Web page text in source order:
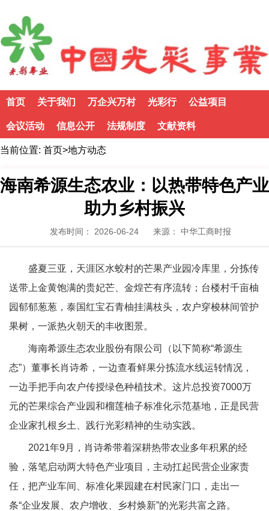
首页 关于我们 万企兴万村 光彩行 公益项目
会议活动 信息公开 法规制度 文献资料
当前位置: 首页>地方动态
海南希源生态农业：以热带特色产业
助力乡村振兴
发布时间： 2026-06-24 来源： 中华工商时报
盛夏三亚，天涯区水蛟村的芒果产业园冷库里，分拣传
送带上金黄饱满的贵妃芒、金煌芒有序流转；台楼村千亩柚
园郁郁葱葱，泰国红宝石青柚挂满枝头，农户穿梭林间管护
果树，一派热火朝天的丰收图景。
海南希源生态农业股份有限公司（以下简称“希源生
态”）董事长肖诗希，一边查看鲜果分拣流水线运转情况，
一边手把手向农户传授绿色种植技术。这片总投资7000万
元的芒果综合产业园和榴莲柚子标准化示范基地，正是民营
企业家扎根乡土、践行光彩精神的生动实践。
2021年9月，肖诗希带着深耕热带农业多年积累的经
验，落笔启动两大特色产业项目，主动扛起民营企业家责
任，把产业车间、标准化果园建在村民家门口，走出一
条“企业发展、农户增收、乡村焕新”的光彩共富之路。